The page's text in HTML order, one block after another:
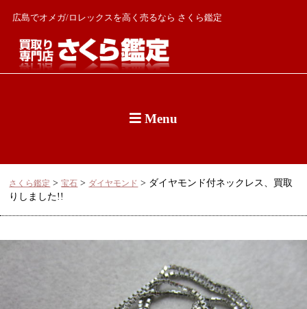
広島でオメガ/ロレックスを高く売るなら さくら鑑定
Menu
さくら鑑定 >宝石 > ダイヤモンド > ダイヤモンド付ネックレス、買取
りしました!!